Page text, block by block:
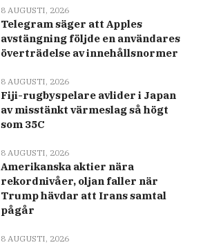
8 AUGUSTI, 2026
Telegram säger att Apples
avstängning följde en användares
överträdelse av innehållsnormer
8 AUGUSTI, 2026
Fiji-rugbyspelare avlider i Japan
av misstänkt värmeslag så högt
som 35C
8 AUGUSTI, 2026
Amerikanska aktier nära
rekordnivåer, oljan faller när
Trump hävdar att Irans samtal
pågår
8 AUGUSTI, 2026